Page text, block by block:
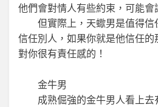
他們會對情人有些約束，可能會
但實際上，天蠍男是值得信
信任別人，如果你就是他信任
對你很有責任感的！
金牛男
成熟倔強的金牛男人看上去